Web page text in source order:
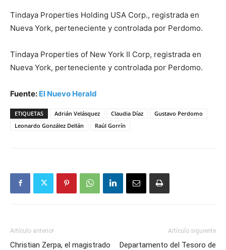
Tindaya Properties Holding USA Corp., registrada en
Nueva York, perteneciente y controlada por Perdomo.
Tindaya Properties of New York II Corp, registrada en
Nueva York, perteneciente y controlada por Perdomo.
Fuente: El Nuevo Herald
ETIQUETAS Adrián Velásquez Claudia Díaz
Gustavo Perdomo
Leonardo González Dellán
Raúl Gorrín
Artículo anterior
Christian Zerpa, el magistrado
Artículo siguiente
Departamento del Tesoro de